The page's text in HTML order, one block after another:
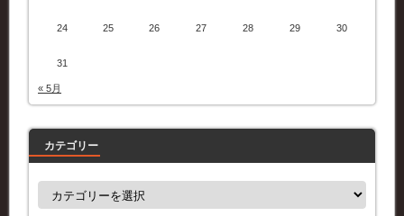
24 25 26 27 28 29 30
31
« 5月
カテゴリー
カ